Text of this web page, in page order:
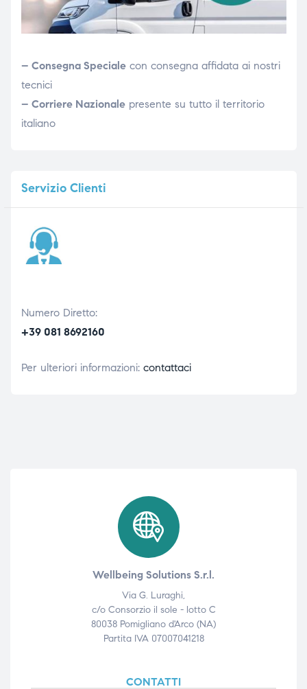
– Consegna Specialecon consegna affidata ai nostri
tecnici
– Corriere Nazionalepresente su tutto il territorio
italiano
ServizioClienti
Numero Diretto:
+39 081 8692160
Per ulteriori informazioni: contattaci
Wellbeing Solutions S.r.l.
Via G. Luraghi,
c/o Consorzio il sole - lotto C
80038 Pomigliano d'Arco (NA)
Partita IVA 07007041218
CONTATTI